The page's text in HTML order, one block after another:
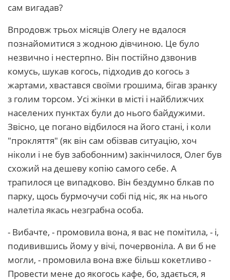
сам вигадав?
Впродовж трьох місяців Олегу не вдалося
познайомитися з жодною дівчиною. Це було
незвично і нестерпно. Він постійно дзвонив
комусь, шукав когось, підходив до когось з
жартами, хвастався своїми грошима, бігав зранку
з голим торсом. Усі жінки в місті і найближчих
населених пунктах були до нього байдужими.
Звісно, це погано відбилося на його стані, і коли
"прокляття" (як він сам обізвав ситуацію, хоч
ніколи і не був забобонним) закінчилося, Олег був
схожий на дешеву копію самого себе. А
трапилося це випадково. Він бездумно блкав по
парку, щось бурмочучи собі під ніс, як на нього
налетіла якась незграбна особа.
- Вибачте, - промовила вона, я вас не помітила, - і,
подивившись йому у вічі, почервоніла. А ви б не
могли, - промовила вона вже більш кокетливо -
Провести мене до якогось кафе, бо, здається, я